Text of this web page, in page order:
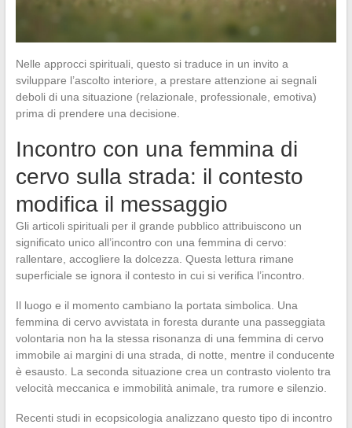
Nelle approcci spirituali, questo si traduce in un invito a
sviluppare l’ascolto interiore, a prestare attenzione ai segnali
deboli di una situazione (relazionale, professionale, emotiva)
prima di prendere una decisione.
Incontro con una femmina di
cervo sulla strada: il contesto
modifica il messaggio
Gli articoli spirituali per il grande pubblico attribuiscono un
significato unico all’incontro con una femmina di cervo:
rallentare, accogliere la dolcezza. Questa lettura rimane
superficiale se ignora il contesto in cui si verifica l’incontro.
Il luogo e il momento cambiano la portata simbolica. Una
femmina di cervo avvistata in foresta durante una passeggiata
volontaria non ha la stessa risonanza di una femmina di cervo
immobile ai margini di una strada, di notte, mentre il conducente
è esausto. La seconda situazione crea un contrasto violento tra
velocità meccanica e immobilità animale, tra rumore e silenzio.
Recenti studi in ecopsicologia analizzano questo tipo di incontro